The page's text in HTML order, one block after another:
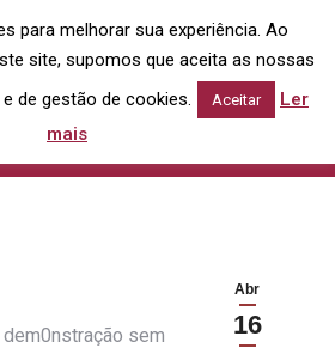
Search:
depilação a laser!
Open Day depilação a laser!
Abr
16
sem
para melhorar sua experiência. Ao
site, supomos que aceita as nossas
de gestão de cookies.
Aceitar
Ler
mais